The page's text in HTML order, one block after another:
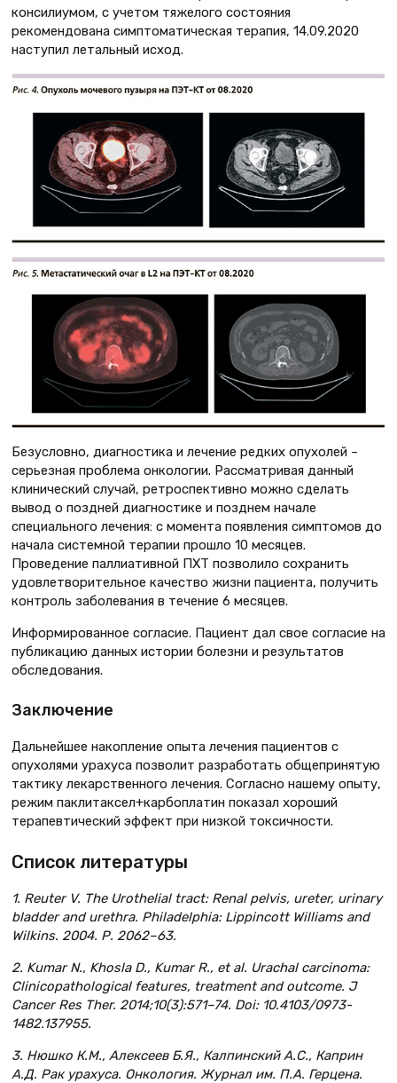
консилиумом, с учетом тяжелого состояния
рекомендована симптоматическая терапия, 14.09.2020
наступил летальный исход.
Безусловно, диагностика и лечение редких опухолей –
серьезная проблема онкологии. Рассматривая данный
клинический случай, ретроспективно можно сделать
вывод о поздней диагностике и позднем начале
специального лечения: с момента появления симптомов до
начала системной терапии прошло 10 месяцев.
Проведение паллиативной ПХТ позволило сохранить
удовлетворительное качество жизни пациента, получить
контроль заболевания в течение 6 месяцев.
Информированное согласие. Пациент дал свое согласие на
публикацию данных истории болезни и результатов
обследования.
Заключение
Дальнейшее накопление опыта лечения пациентов с
опухолями урахуса позволит разработать общепринятую
тактику лекарственного лечения. Согласно нашему опыту,
режим паклитаксел+карбоплатин показал хороший
терапевтический эффект при низкой токсичности.
Список литературы
1. Reuter V. The Urothelial tract: Renal pelvis, ureter, urinary
bladder and urethra. Philadelphia: Lippincott Williams and
Wilkins. 2004. Р. 2062–63.
2. Kumar N., Khosla D., Kumar R., et al. Urachal carcinoma:
Clinicopathological features, treatment and outcome. J
Cancer Res Ther. 2014;10(3):571–74. Doi: 10.4103/0973-
1482.137955.
3. Нюшко К.М., Алексеев Б.Я., Калпинский А.С., Каприн
А.Д. Рак урахуса. Онкология. Журнал им. П.А. Герцена.